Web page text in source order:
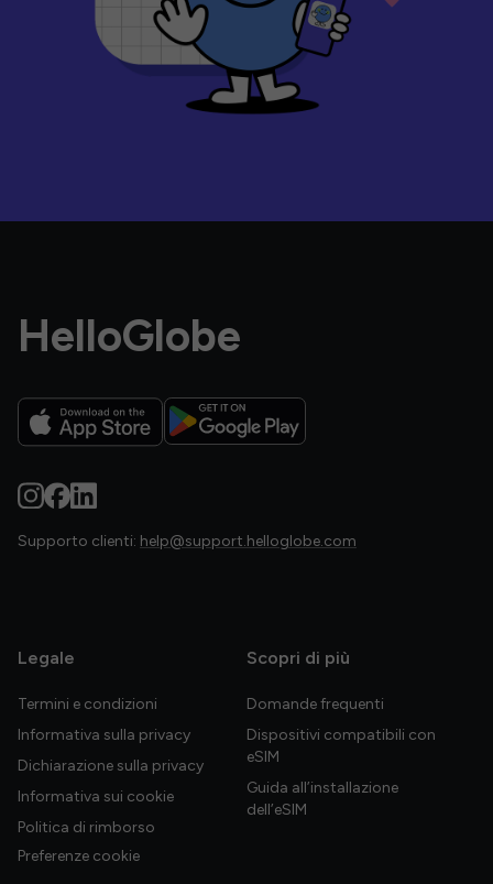
HelloGlobe
Supporto clienti: help@support.helloglobe.com
Legale
Termini e condizioni
Informativa sulla privacy
Dichiarazione sulla privacy
Informativa sui cookie
Politica di rimborso
Preferenze cookie
Scopri di più
Domande frequenti
Dispositivi compatibili con
eSIM
Guida all’installazione
dell’eSIM